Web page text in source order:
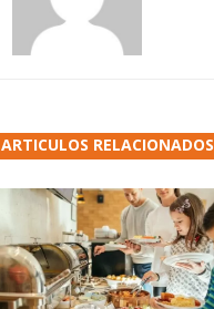
ARTICULOS RELACIONADOS